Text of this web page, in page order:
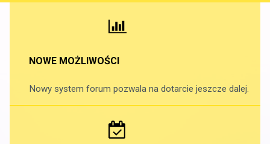
NOWE MOŻLIWOŚCI
Nowy system forum pozwala na dotarcie jeszcze dalej.